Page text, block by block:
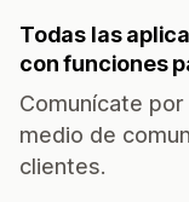
Todas las
con funciones
Comunícate
medio de
clientes.